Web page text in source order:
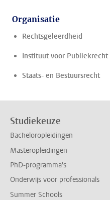
Organisatie
Rechtsgeleerdheid
Instituut voor Publiekrecht
Staats- en Bestuursrecht
Studiekeuze
Bacheloropleidingen
Masteropleidingen
PhD-programma's
Onderwijs voor professionals
Summer Schools